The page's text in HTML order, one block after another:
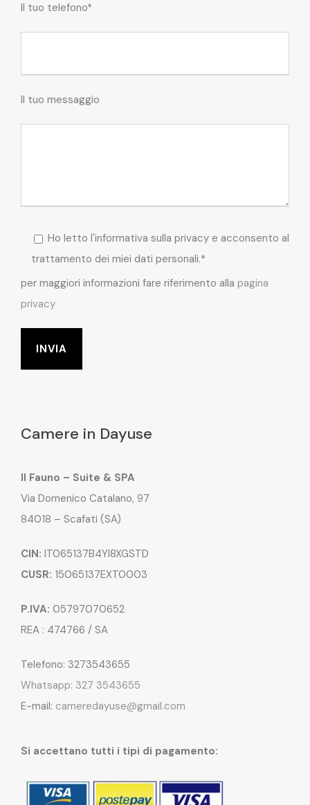
Il tuo telefono*
Il tuo messaggio
Ho letto l'informativa sulla privacy e acconsento al
trattamento dei miei dati personali.*
per maggiori informazioni fare riferimento alla pagina
privacy
Camere in Dayuse
Il Fauno – Suite & SPA
Via Domenico Catalano, 97
84018 – Scafati (SA)
CIN: IT065137B4YI8XGSTD
CUSR: 15065137EXT0003
P.IVA: 05797070652
REA : 474766 / SA
Telefono: 3273543655
Whatsapp: 327 3543655
E-mail: cameredayuse@gmail.com
Si accettano tutti i tipi di pagamento: